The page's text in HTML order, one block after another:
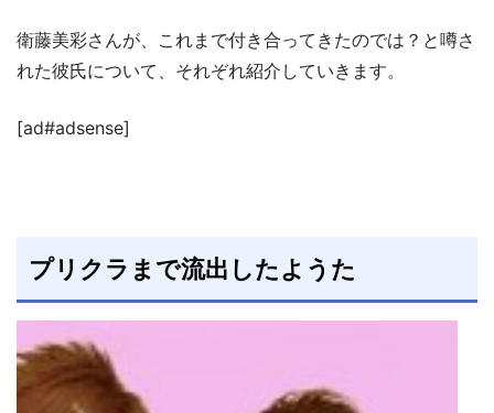
衛藤美彩さんが、これまで付き合ってきたのでは？と噂さ
れた彼氏について、それぞれ紹介していきます。
[ad#adsense]
プリクラまで流出したようた